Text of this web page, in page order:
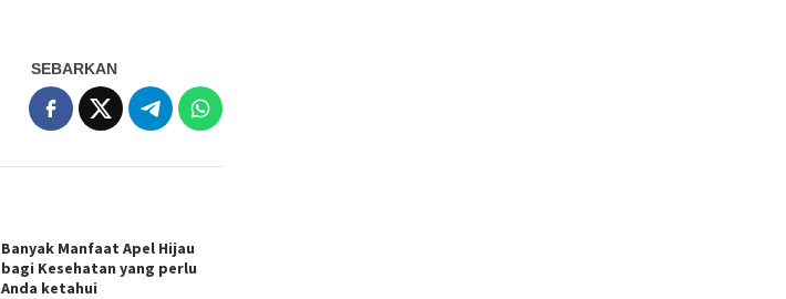
SEBARKAN
Banyak Manfaat Apel Hijau
bagi Kesehatan yang perlu
Anda ketahui